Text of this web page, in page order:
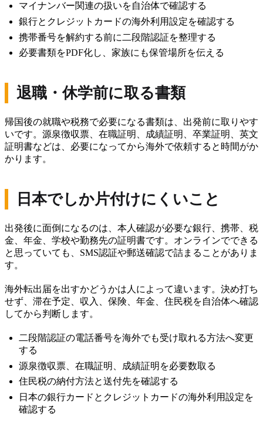
マイナンバー関連の扱いを自治体で確認する
銀行とクレジットカードの海外利用設定を確認する
携帯番号を解約する前に二段階認証を整理する
必要書類をPDF化し、家族にも保管場所を伝える
退職・休学前に取る書類
帰国後の就職や税務で必要になる書類は、出発前に取りやす
いです。源泉徴収票、在職証明、成績証明、卒業証明、英文
証明書などは、必要になってから海外で依頼すると時間がか
かります。
日本でしか片付けにくいこと
出発後に面倒になるのは、本人確認が必要な銀行、携帯、税
金、年金、学校や勤務先の証明書です。オンラインでできる
と思っていても、SMS認証や郵送確認で詰まることがありま
す。
海外転出届を出すかどうかは人によって違います。決め打ち
せず、滞在予定、収入、保険、年金、住民税を自治体へ確認
してから判断します。
二段階認証の電話番号を海外でも受け取れる方法へ変更
する
源泉徴収票、在職証明、成績証明を必要数取る
住民税の納付方法と送付先を確認する
日本の銀行カードとクレジットカードの海外利用設定を
確認する